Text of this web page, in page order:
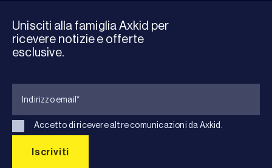
Unisciti alla famiglia Axkid per
ricevere notizie e offerte
esclusive.
Accetto di ricevere altre comunicazioni da Axkid.